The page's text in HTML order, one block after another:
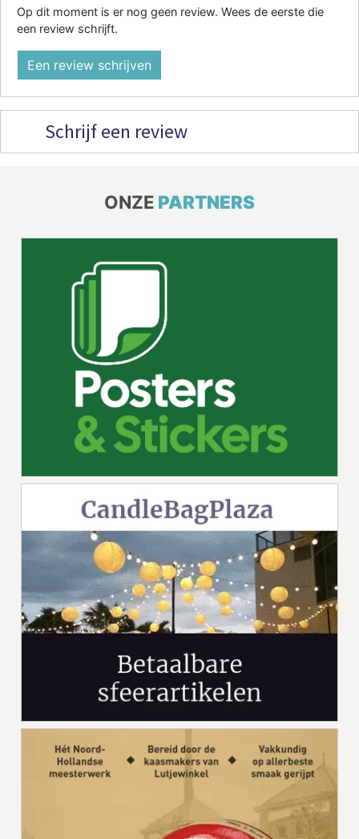
Op dit moment is er nog geen review. Wees de eerste die
een review schrijft.
Een review schrijven
Schrijf een review
ONZE PARTNERS